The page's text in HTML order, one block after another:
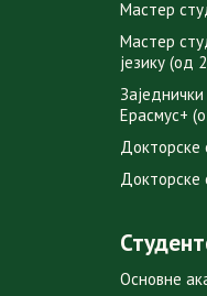
Мастер
Мастер
језику (од
Ерасмус+
Докторске
Докторске
Основне